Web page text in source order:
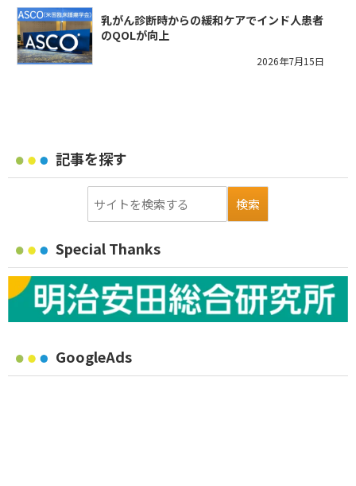
乳がん診断時からの緩和ケアでインド人患者
のQOLが向上
2026年7月15日
記事を探す
Special Thanks
GoogleAds